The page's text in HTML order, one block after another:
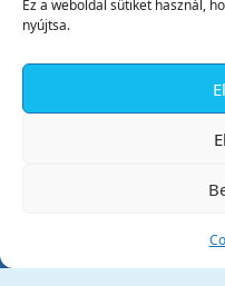
Ez a weboldal sütiket használ,
nyújtsa.
Tata